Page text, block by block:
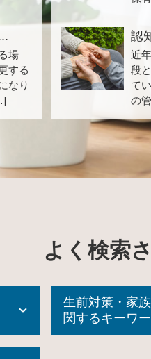
場
する
なり
認
近
段
て
の
よく検索
生前対策・家
関するキーワ